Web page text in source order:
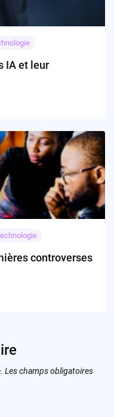
IA et leur
controverses
Les champs obligatoires